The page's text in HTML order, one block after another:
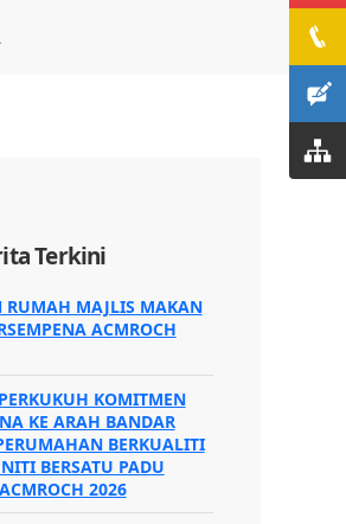
Terkini
RUMAH MAJLIS MAKAN
ACMROCH
KOMITMEN
KE ARAH BANDAR
BERKUALITI
BERSATU PADU
2026